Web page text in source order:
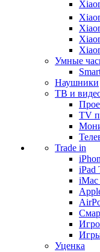
Умные
Наушники
ТВ и
TV
Trade in
iPad
iMac
Уценка